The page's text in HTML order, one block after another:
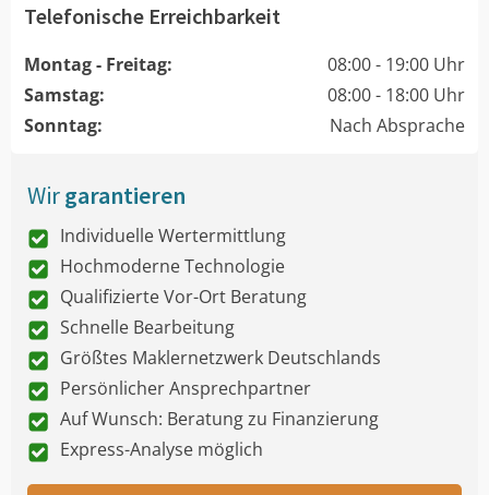
Telefonische Erreichbarkeit
Montag - Freitag:
08:00 - 19:00 Uhr
Samstag:
08:00 - 18:00 Uhr
Sonntag:
Nach Absprache
Wirgarantieren
Individuelle Wertermittlung
Hochmoderne Technologie
Qualifizierte Vor-Ort Beratung
Schnelle Bearbeitung
Größtes Maklernetzwerk Deutschlands
Persönlicher Ansprechpartner
Auf Wunsch: Beratung zu Finanzierung
Express-Analyse möglich